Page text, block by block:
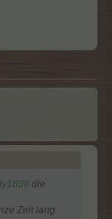
die
Zeit lang